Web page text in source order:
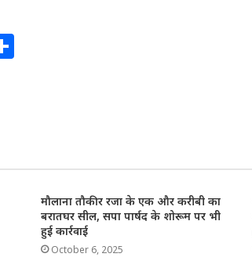
मौलाना तौकीर रजा के एक और करीबी का
बरातघर सील, सपा पार्षद के शोरूम पर भी
हुई कार्रवाई
October 6, 2025